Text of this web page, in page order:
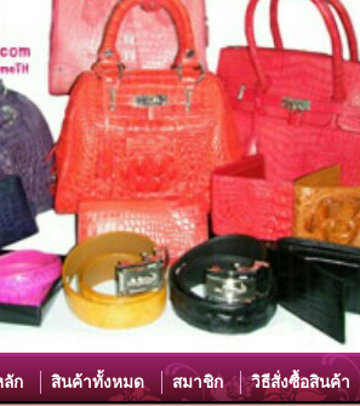
ก สินค้าทั้งหมด สมาชิก วิธีสั่งซื้อสินค้า